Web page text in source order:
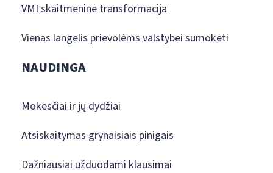
VMI skaitmeninė transformacija
Vienas langelis prievolėms valstybei sumokėti
NAUDINGA
Mokesčiai ir jų dydžiai
Atsiskaitymas grynaisiais pinigais
Dažniausiai užduodami klausimai